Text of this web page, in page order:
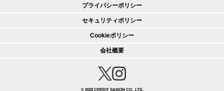
プライバシーポリシー
セキュリティポリシー
Cookieポリシー
会社概要
© 2020 CREDIT SAISON CO., LTD.